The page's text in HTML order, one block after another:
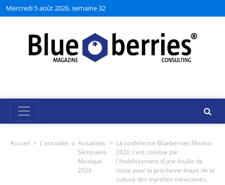
Mercredi 5 août 2026, semaine 32
Accueil > L'actualité o Actualités
Séminaire
Mexique
2026
> La conférence Blueberries Mexico
2026 s'est conclue par
l'établissement d'une feuille de
route pour la prochaine étape de la
culture des myrtilles mexicaines.